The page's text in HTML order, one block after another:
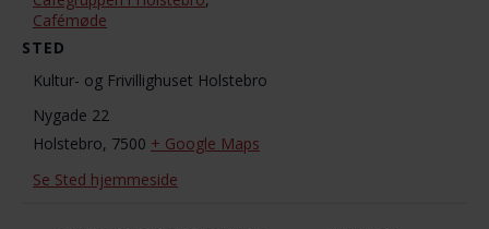
Cafémøde
STED
Kultur- og Frivillighuset Holstebro
Nygade 22
Holstebro, 7500 + Google Maps
Se Sted hjemmeside